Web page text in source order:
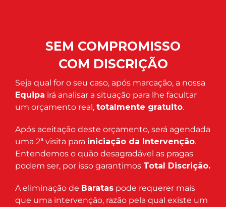
SEM COMPROMISSO
COM DISCRIÇÃO
Seja qual for o seu caso, após marcação, a nossa
Equipa irá analisar a situação para lhe facultar
um orçamento real, totalmente gratuito.
Após aceitação deste orçamento, será agendada
uma 2ª visita para iniciação da Intervenção.
Entendemos o quão desagradável as pragas
podem ser, por isso garantimos Total Discrição.
A eliminação de Baratas pode requerer mais
que uma intervenção, razão pela qual existe um